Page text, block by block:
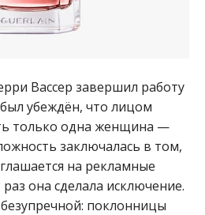
Вассер завершил работу
убеждён, что лицом
только одна женщина —
заключалась в том,
на рекламные
она сделала исключение.
поклонницы